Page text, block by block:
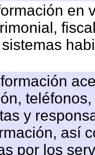
en
y
así
por los